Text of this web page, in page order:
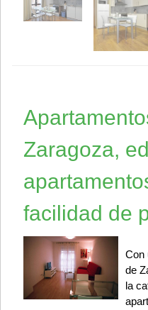
Zaragoza,
facilidad de
Con
de
la